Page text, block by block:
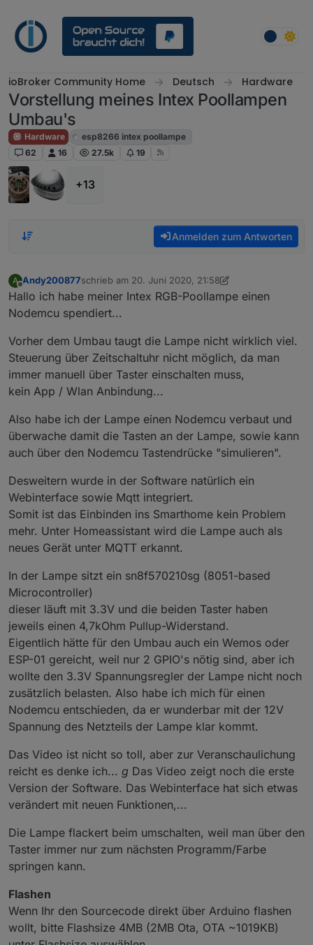
ioBroker Community Home Deutsch Hardware
Vorstellung meines Intex Poollampen
Umbau's
Hardware
esp8266 intex poollampe
62
16 27.5k 19
+13
Anmelden zum Antworten
A
Offline
Andy200877schrieb am 20. Juni 2020, 21:58
zuletzt editiert von Andy2008777. Feb. 2024, 19:55
Hallo ich habe meiner Intex RGB-Poollampe einen
Nodemcu spendiert...
Vorher dem Umbau taugt die Lampe nicht wirklich viel.
Steuerung über Zeitschaltuhr nicht möglich, da man
immer manuell über Taster einschalten muss,
kein App / Wlan Anbindung...
Also habe ich der Lampe einen Nodemcu verbaut und
überwache damit die Tasten an der Lampe, sowie kann
auch über den Nodemcu Tastendrücke "simulieren".
Desweitern wurde in der Software natürlich ein
Webinterface sowie Mqtt integriert.
Somit ist das Einbinden ins Smarthome kein Problem
mehr. Unter Homeassistant wird die Lampe auch als
neues Gerät unter MQTT erkannt.
In der Lampe sitzt ein sn8f570210sg (8051-based
Microcontroller)
dieser läuft mit 3.3V und die beiden Taster haben
jeweils einen 4,7kOhm Pullup-Widerstand.
Eigentlich hätte für den Umbau auch ein Wemos oder
ESP-01 gereicht, weil nur 2 GPIO's nötig sind, aber ich
wollte den 3.3V Spannungsregler der Lampe nicht noch
zusätzlich belasten. Also habe ich mich für einen
Nodemcu entschieden, da er wunderbar mit der 12V
Spannung des Netzteils der Lampe klar kommt.
Das Video ist nicht so toll, aber zur Veranschaulichung
reicht es denke ich... g Das Video zeigt noch die erste
Version der Software. Das Webinterface hat sich etwas
verändert mit neuen Funktionen,...
Die Lampe flackert beim umschalten, weil man über den
Taster immer nur zum nächsten Programm/Farbe
springen kann.
Flashen
Wenn Ihr den Sourcecode direkt über Arduino flashen
wollt, bitte Flashsize 4MB (2MB Ota, OTA ~1019KB)